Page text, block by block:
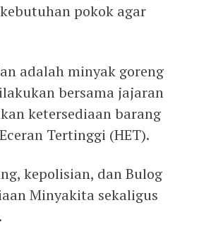
pokok agar
adalah minyak goreng
bersama jajaran
ketersediaan barang
Tertinggi (HET).
kepolisian, dan Bulog
Minyakita sekaligus